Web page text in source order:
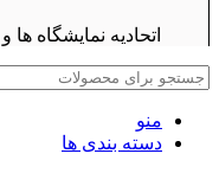
اتحادیه نمایشگاه
منو
دسته بندی ها